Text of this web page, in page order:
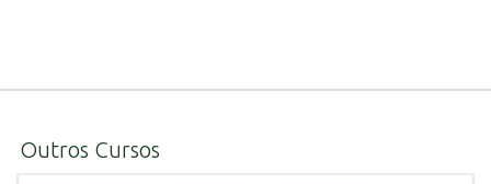
Outros Cursos